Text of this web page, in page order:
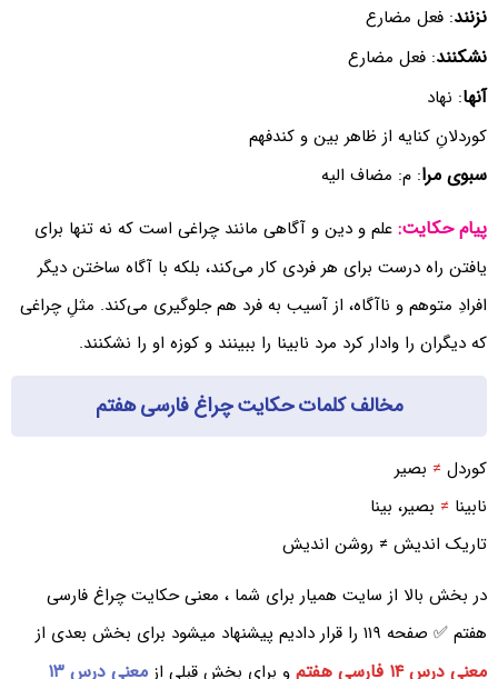
نزنند: فعل مضارع
نشکنند: فعل مضارع
آنها: نهاد
کوردلانِ کنایه از ظاهر بین و کندفهم
سبوی مرا: م: مضاف الیه
پیام حکایت: علم و دین و آگاهی مانند چراغی است که نه تنها برای
یافتن راه درست برای هر فردی کار می‌کند، بلکه با آگاه ساختن دیگر
افرادِ متوهم و ناآگاه، از آسیب به فرد هم جلوگیری می‌‌کند. مثلِ چراغی
که دیگران را وادار کرد مرد نابینا را ببینند و کوزه او را نشکنند.
مخالف کلمات حکایت چراغ فارسی هفتم
کوردل ≠ بصیر
نابینا ≠ بصیر، بینا
تاریک اندیش ≠ روشن اندیش
در بخش بالا از سایت همیار برای شما ، معنی حکایت چراغ فارسی
هفتم ✅ صفحه ۱۱۹ را قرار دادیم پیشنهاد میشود برای بخش بعدی از
معنی درس ۱۴ فارسی هفتم و برای بخش قبلی از معنی درس ۱۳